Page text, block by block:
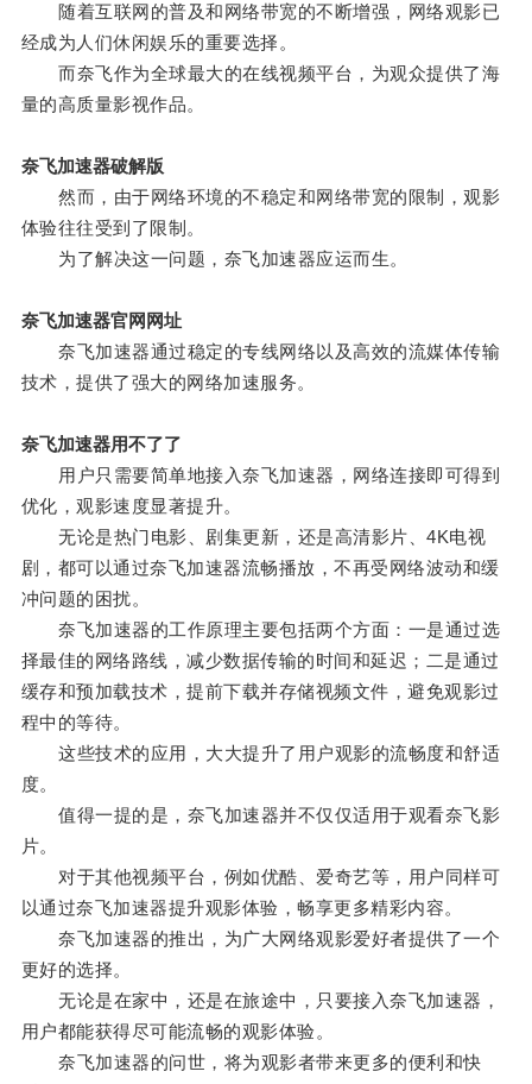
随着互联网的普及和网络带宽的不断增强，网络观影已
经成为人们休闲娱乐的重要选择。
而奈飞作为全球最大的在线视频平台，为观众提供了海
量的高质量影视作品。
奈飞加速器破解版
然而，由于网络环境的不稳定和网络带宽的限制，观影
体验往往受到了限制。
为了解决这一问题，奈飞加速器应运而生。
奈飞加速器官网网址
奈飞加速器通过稳定的专线网络以及高效的流媒体传输
技术，提供了强大的网络加速服务。
奈飞加速器用不了了
用户只需要简单地接入奈飞加速器，网络连接即可得到
优化，观影速度显著提升。
无论是热门电影、剧集更新，还是高清影片、4K电视
剧，都可以通过奈飞加速器流畅播放，不再受网络波动和缓
冲问题的困扰。
奈飞加速器的工作原理主要包括两个方面：一是通过选
择最佳的网络路线，减少数据传输的时间和延迟；二是通过
缓存和预加载技术，提前下载并存储视频文件，避免观影过
程中的等待。
这些技术的应用，大大提升了用户观影的流畅度和舒适
度。
值得一提的是，奈飞加速器并不仅仅适用于观看奈飞影
片。
对于其他视频平台，例如优酷、爱奇艺等，用户同样可
以通过奈飞加速器提升观影体验，畅享更多精彩内容。
奈飞加速器的推出，为广大网络观影爱好者提供了一个
更好的选择。
无论是在家中，还是在旅途中，只要接入奈飞加速器，
用户都能获得尽可能流畅的观影体验。
奈飞加速器的问世，将为观影者带来更多的便利和快